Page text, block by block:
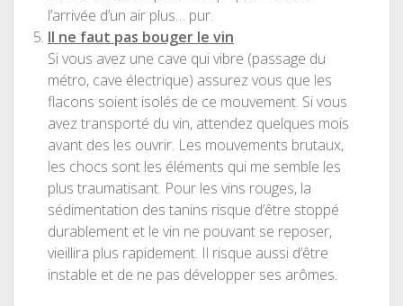
l’arrivée d’un air plus… pur.
Il ne faut pas bouger le vin
Si vous avez une cave qui vibre (passage du
métro, cave électrique) assurez vous que les
flacons soient isolés de ce mouvement. Si vous
avez transporté du vin, attendez quelques mois
avant des les ouvrir. Les mouvements brutaux,
les chocs sont les éléments qui me semble les
plus traumatisant. Pour les vins rouges, la
sédimentation des tanins risque d’être stoppé
durablement et le vin ne pouvant se reposer,
vieillira plus rapidement. Il risque aussi d’être
instable et de ne pas développer ses arômes.